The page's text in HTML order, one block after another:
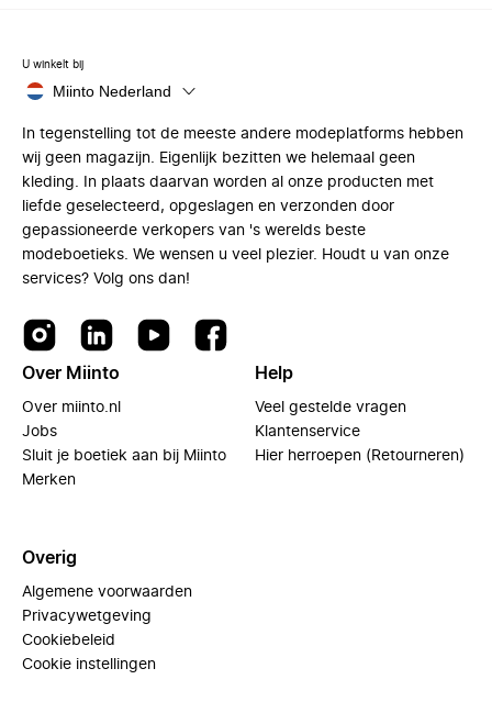
U winkelt bij
Miinto Nederland
In tegenstelling tot de meeste andere modeplatforms hebben
wij geen magazijn. Eigenlijk bezitten we helemaal geen
kleding. In plaats daarvan worden al onze producten met
liefde geselecteerd, opgeslagen en verzonden door
gepassioneerde verkopers van 's werelds beste
modeboetieks. We wensen u veel plezier. Houdt u van onze
services? Volg ons dan!
Over Miinto
Over miinto.nl
Jobs
Sluit je boetiek aan bij Miinto
Merken
Help
Veel gestelde vragen
Klantenservice
Hier herroepen (Retourneren)
Overig
Algemene voorwaarden
Privacywetgeving
Cookiebeleid
Cookie instellingen